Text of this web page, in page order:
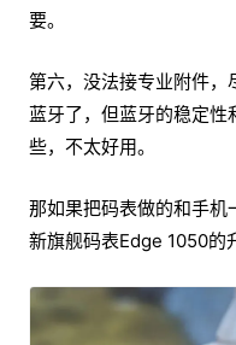
要。
第六，没法接专业附件
蓝牙了，但蓝牙的稳定
些，不太好用。
那如果把码表做的和手机
新旗舰码表Edge 1050的